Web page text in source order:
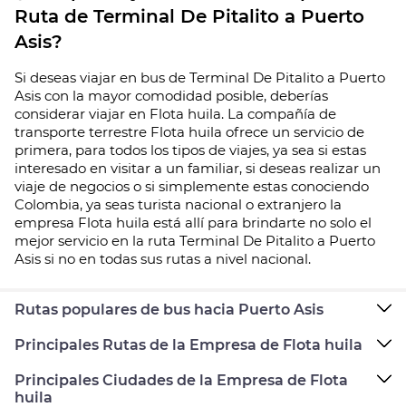
Ruta de Terminal De Pitalito a Puerto
Asis?
Si deseas viajar en bus de Terminal De Pitalito a Puerto
Asis con la mayor comodidad posible, deberías
considerar viajar en Flota huila. La compañía de
transporte terrestre Flota huila ofrece un servicio de
primera, para todos los tipos de viajes, ya sea si estas
interesado en visitar a un familiar, si deseas realizar un
viaje de negocios o si simplemente estas conociendo
Colombia, ya seas turista nacional o extranjero la
empresa Flota huila está allí para brindarte no solo el
mejor servicio en la ruta Terminal De Pitalito a Puerto
Asis si no en todas sus rutas a nivel nacional.
Rutas populares de bus hacia Puerto Asis
Principales Rutas de la Empresa de Flota huila
Principales Ciudades de la Empresa de Flota
huila